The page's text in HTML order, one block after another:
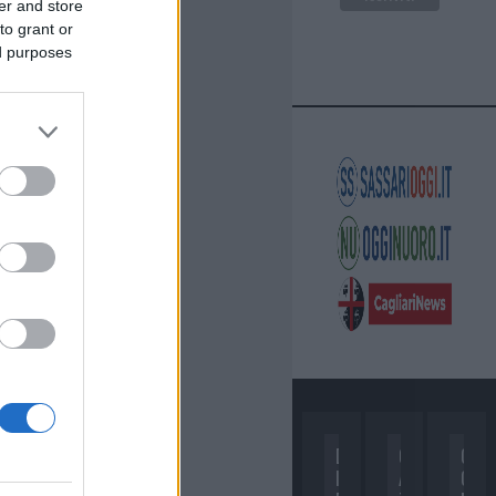
and store
grant or
purposes
D
I
C
A
C
O